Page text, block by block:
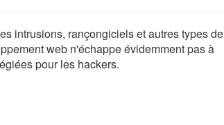
intrusions, rançongiciels et autres types de
web n'échappe évidemment pas à
pour les hackers.